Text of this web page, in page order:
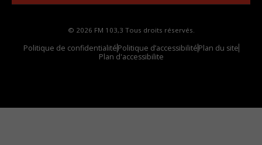
© 2026 FM 103,3 Tous droits réservés.
Politique de confidentialitéPolitique d’accessibilitéPlan du site
Plan d'accessibilite